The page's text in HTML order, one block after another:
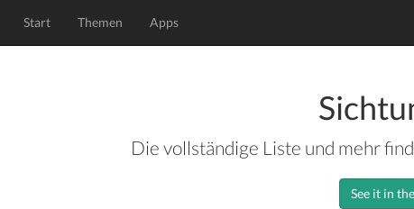
Start Themen Apps
Die vollständige Liste und mehr
See it in